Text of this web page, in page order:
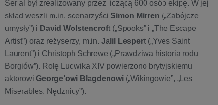
Serial był zrealizowany przez liczącą 600 osób ekipę. W jej
skład weszli m.in. scenarzyści Simon Mirren („Zabójcze
umysły”) i David Wolstencroft („Spooks” i „The Escape
Artist”) oraz reżyserzy, m.in. Jalil Lespert („Yves Saint
Laurent”) i Christoph Schrewe („Prawdziwa historia rodu
Borgiów”). Rolę Ludwika XIV powierzono brytyjskiemu
aktorowi George’owi Blagdenowi („Wikingowie”, „Les
Miserables. Nędznicy”).